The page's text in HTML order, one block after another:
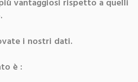
vantaggiosi rispetto a quelli
i nostri dati.
è :